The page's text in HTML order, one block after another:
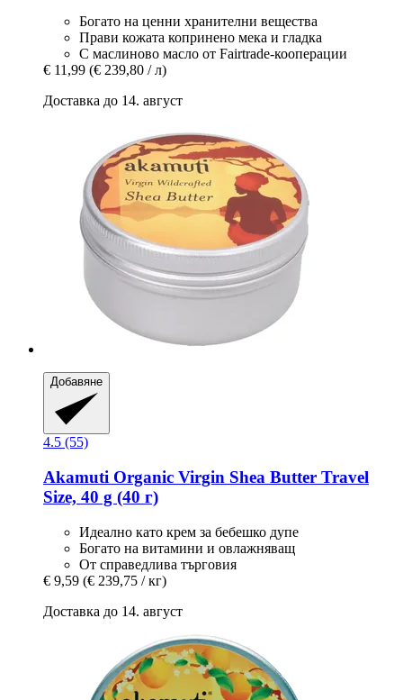
Богато на ценни хранителни вещества
Прави кожата копринено мека и гладка
С маслиново масло от Fairtrade-кооперации
€ 11,99 (€ 239,80 / л)
Доставка до 14. август
Добавяне
4.5 (55)
Akamuti Organic Virgin Shea Butter Travel
Size, 40 g (40 г)
Идеално като крем за бебешко дупе
Богато на витамини и овлажняващ
От справедлива търговия
€ 9,59 (€ 239,75 / кг)
Доставка до 14. август